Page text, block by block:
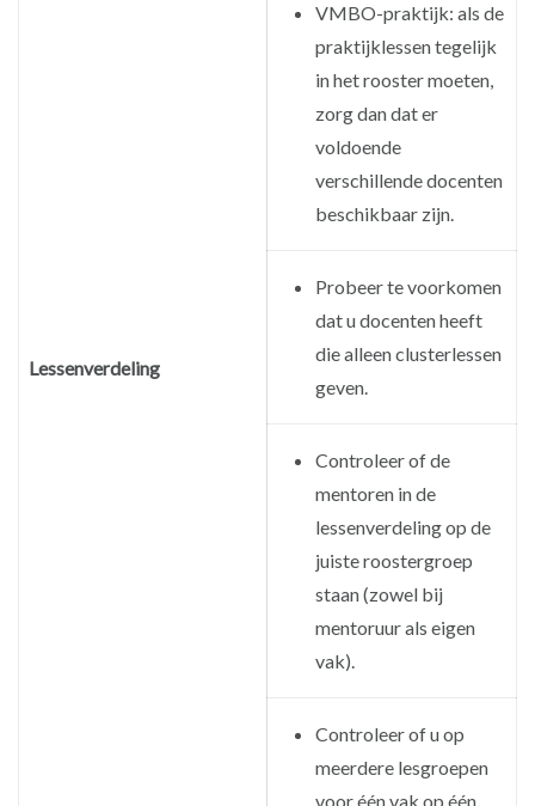
Lessenverdeling
VMBO-praktijk: als de
praktijklessen tegelijk
in het rooster moeten,
zorg dan dat er
voldoende
verschillende docenten
beschikbaar zijn.
Probeer te voorkomen
dat u docenten heeft
die alleen clusterlessen
geven.
Controleer of de
mentoren in de
lessenverdeling op de
juiste roostergroep
staan (zowel bij
mentoruur als eigen
vak).
Controleer of u op
meerdere lesgroepen
voor één vak op één